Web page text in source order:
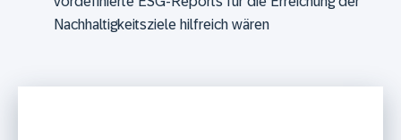
Nachhaltigkeitsziele hilfreich wären